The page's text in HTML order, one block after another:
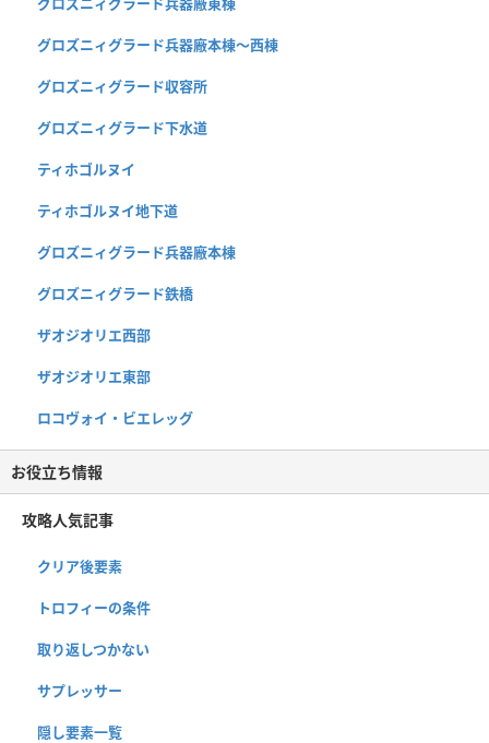
グロズニィグラード兵器廠本棟〜西棟
グロズニィグラード収容所
グロズニィグラード下水道
ティホゴルヌイ
ティホゴルヌイ地下道
グロズニィグラード兵器廠本棟
グロズニィグラード鉄橋
ザオジオリエ西部
ザオジオリエ東部
ロコヴォイ・ビエレッグ
お役立ち情報
攻略人気記事
クリア後要素
トロフィーの条件
取り返しつかない
サプレッサー
隠し要素一覧